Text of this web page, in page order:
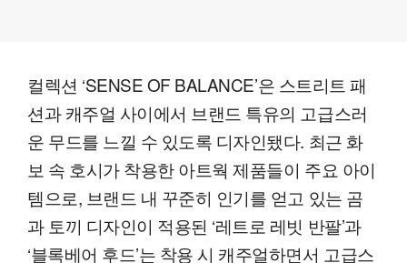
컬렉션 ‘SENSE OF BALANCE’은 스트리트 패
션과 캐주얼 사이에서 브랜드 특유의 고급스러
운 무드를 느낄 수 있도록 디자인됐다. 최근 화
보 속 호시가 착용한 아트웍 제품들이 주요 아이
템으로, 브랜드 내 꾸준히 인기를 얻고 있는 곰
과 토끼 디자인이 적용된 ‘레트로 레빗 반팔’과
‘블록베어 후드’는 착용 시 캐주얼하면서 고급스